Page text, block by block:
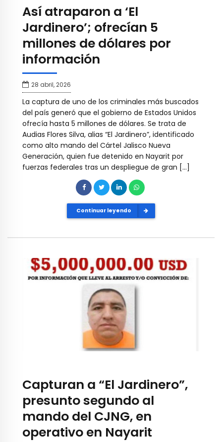
Así atraparon a ‘El
Jardinero’; ofrecían 5
millones de dólares por
información
28 abril, 2026
La captura de uno de los criminales más buscados
del país generó que el gobierno de Estados Unidos
ofrecía hasta 5 millones de dólares. Se trata de
Audias Flores Silva, alias “El Jardinero”, identificado
como alto mando del Cártel Jalisco Nueva
Generación, quien fue detenido en Nayarit por
fuerzas federales tras un despliegue de gran […]
Continuar leyendo
Capturan a “El Jardinero”,
presunto segundo al
mando del CJNG, en
operativo en Nayarit